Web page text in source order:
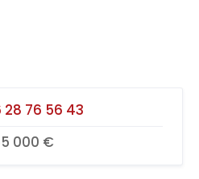
28 76 56 43
000 €